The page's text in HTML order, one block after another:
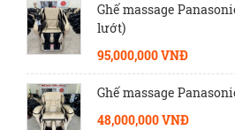
Ghế massage
lướt)
95,000,000 VNĐ
Ghế massage
48,000,000 VNĐ